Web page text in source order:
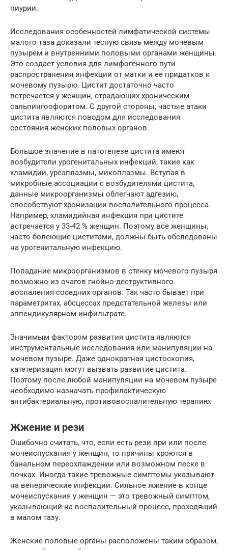
пиурии.
Исследования особенностей лимфатической системы
малого таза доказали тесную связь между мочевым
пузырем и внутренними половыми органами женщины.
Это создает условия для лимфогенного пути
распространения инфекции от матки и ее придатков к
мочевому пузырю. Цистит достаточно часто
встречается у женщин, страдающих хроническим
сальпингоофоритом. С другой стороны, частые атаки
цистита являются поводом для исследования
состояния женских половых органов.
Большое значение в патогенезе цистита имеют
возбудители урогенитальных инфекций, такие как
хламидии, уреаплазмы, микоплазмы. Вступая в
микробные ассоциации с возбудителями цистита,
данные микроорганизмы облегчают адгезию,
способствуют хронизации воспалительного процесса.
Например, хламидийная инфекция при цистите
встречается у 33-42 % женщин. Поэтому все женщины,
часто болеющие циститами, должны быть обследованы
на урогенитальную инфекцию.
Попадание микроорганизмов в стенку мочевого пузыря
возможно из очагов гнойно-деструктивного
воспаления соседних органов. Так часто бывает при
параметритах, абсцессах предстательной железы или
аппендикулярном инфильтрате.
Значимым фактором развития цистита являются
инструментальные исследования или манипуляции на
мочевом пузыре. Даже однократная цистоскопия,
катетеризация могут вызвать развитие цистита.
Поэтому после любой манипуляции на мочевом пузыре
необходимо назначать профилактическую
антибактериальную, противовоспалительную терапию.
Жжение и рези
Ошибочно считать, что, если есть рези при или после
мочеиспускания у женщин, то причины кроются в
банальном переохлаждении или возможном песке в
почках. Иногда такие тревожные симптомы указывают
на венерические инфекции. Сильное жжение в конце
мочеиспускания у женщин — это тревожный симптом,
указывающий на воспалительный процесс, проходящий
в малом тазу.
Женские половые органы расположены таким образом,